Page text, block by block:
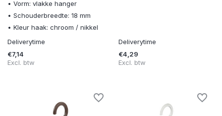
• Vorm: vlakke hanger
• Schouderbreedte: 18 mm
• Kleur haak: chroom / nikkel
Deliverytime
€7,14
Excl. btw
Deliverytime
€4,29
Excl. btw